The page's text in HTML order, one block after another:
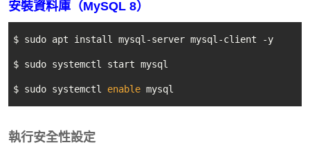
安裝資料庫（MySQL 8）
$ sudo apt install mysql-server mysql-client -y
$ sudo systemctl start mysql
$ sudo systemctl enable mysql
執行安全性設定